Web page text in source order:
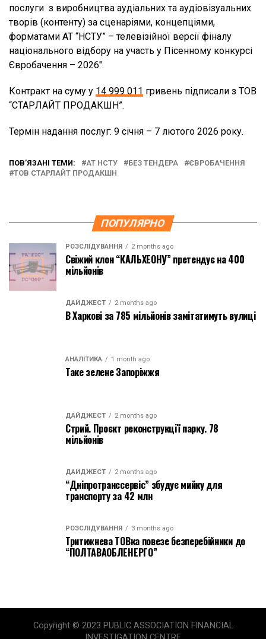
послуги з виробництва аудіальних та аудіовізуальних
творів (контенту) за сценаріями, концепціями,
форматами АТ “НСТУ” – телевізійної версії фіналу
національного відбору на участь у Пісенному конкурсі
Євробачення – 2026″.
Контракт на суму у 14 999 011 гривень підписали з ТОВ
“СТАРЛАЙТ ПРОДАКШН”.
Термін надання послуг: 9 січня – 7 лютого 2026 року.
ПОВ’ЯЗАНІ ТЕМИ: АТ НСТУ БЕЗ ТЕНДЕРА
ЄВРОБАЧЕННЯ
ТОВ СТАРЛАЙТ ПРОДАКШН
ПОПУЛЯРНО
РОЗСЛІДУВАННЯ 2 months ago
Свіжий клон “КАЛЬХЕОНУ” претендує на 400
мільйонів
ДАЙДЖЕСТ 2 months ago
В Харкові за 785 мільйонів замітатимуть вулиці
АНАЛІТИКА 1 month ago
Таке зелене Запоріжжя
ДАЙДЖЕСТ 2 months ago
Стрий. Проєкт реконструкції парку. 78
мільйонів
ДАЙДЖЕСТ 2 months ago
“Дніпротранссервіс” збудує мийку для
транспорту за 42 млн
РОЗСЛІДУВАННЯ 3 months ago
Тритижнева ТОВка повезе безперебійники до
“ПОЛТАВАОБЛЕНЕРГО”
Copyright © 2023 PUBLIC ASSOCIATION FINANCIAL